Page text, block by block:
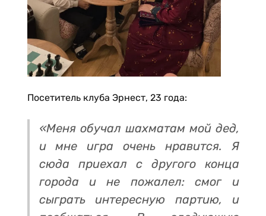
Посетитель клуба Эрнест, 23 года:
«Меня обучал шахматам мой дед,
и мне игра очень нравится. Я
сюда приехал с другого конца
города и не пожалел: смог и
сыграть интересную партию, и